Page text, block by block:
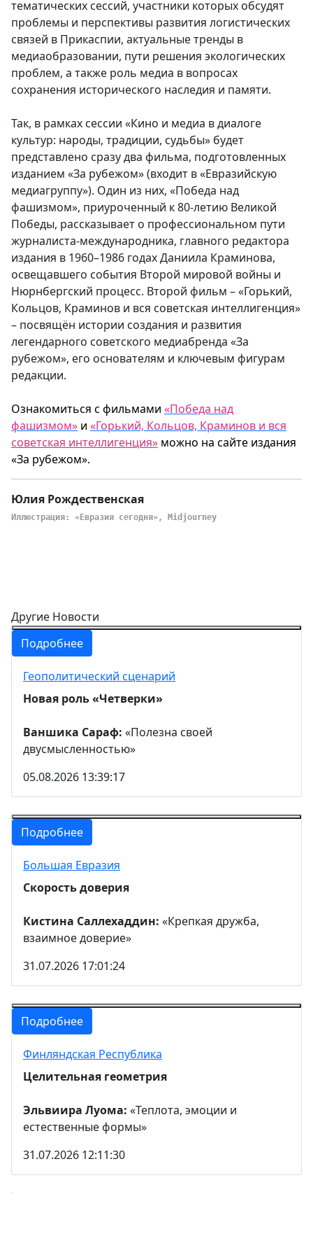
тематических сессий, участники которых обсудят
проблемы и перспективы развития логистических
связей в Прикаспии, актуальные тренды в
медиаобразовании, пути решения экологических
проблем, а также роль медиа в вопросах
сохранения исторического наследия и памяти.
Так, в рамках сессии «Кино и медиа в диалоге
культур: народы, традиции, судьбы» будет
представлено сразу два фильма, подготовленных
изданием «За рубежом» (входит в «Евразийскую
медиагруппу»). Один из них, «Победа над
фашизмом», приуроченный к 80-летию Великой
Победы, рассказывает о профессиональном пути
журналиста-международника, главного редактора
издания в 1960–1986 годах Даниила Краминова,
освещавшего события Второй мировой войны и
Нюрнбергский процесс. Второй фильм – «Горький,
Кольцов, Краминов и вся советская интеллигенция»
– посвящён истории создания и развития
легендарного советского медиабренда «За
рубежом», его основателям и ключевым фигурам
редакции.
Ознакомиться с фильмами «Победа над
фашизмом» и «Горький, Кольцов, Краминов и вся
советская интеллигенция» можно на сайте издания
«За рубежом».
Юлия Рождественская
Иллюстрация: «Евразия сегодня», Midjourney
Другие Новости
Подробнее
Геополитический сценарий
Новая роль «Четверки»
Ваншика Сараф: «Полезна своей
двусмысленностью»
05.08.2026 13:39:17
Подробнее
Большая Евразия
Скорость доверия
Кистина Саллехаддин: «Крепкая дружба,
взаимное доверие»
31.07.2026 17:01:24
Подробнее
Финляндская Республика
Целительная геометрия
Эльвиира Луома: «Теплота, эмоции и
естественные формы»
31.07.2026 12:11:30